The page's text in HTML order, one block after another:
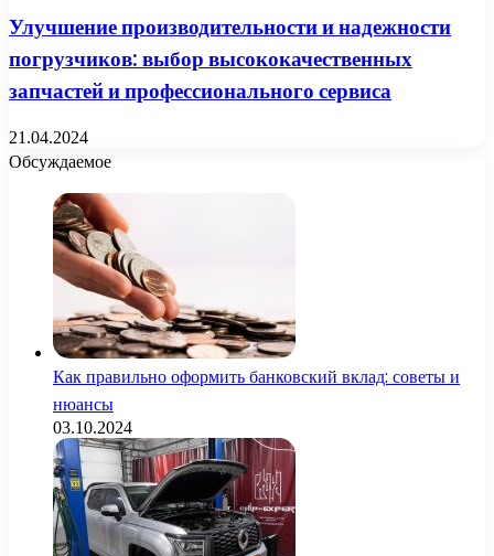
Улучшение производительности и надежности
погрузчиков: выбор высококачественных
запчастей и профессионального сервиса
21.04.2024
Обсуждаемое
Как правильно оформить банковский вклад: советы и
нюансы
03.10.2024